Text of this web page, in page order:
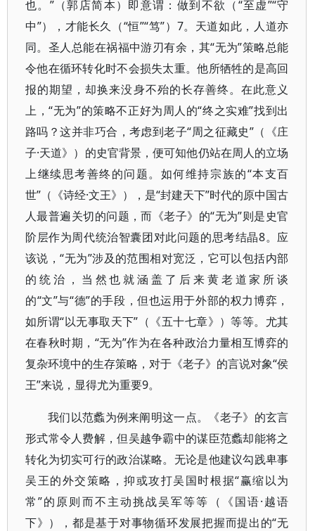
也。”（郭店简本）即意谓：做到不欲（“至虚”“守
中”），才能长久（“恒”“笃”）7。天道如此，人道亦
同。圣人总能在祸福中游刃有余，其“无为”策略总能
令他在循环转化时不会损失太重。他所牺牲的是高回
报的期望，却换来没身不殆的长存善终。在此意义
上，“无为”的策略不正好为周人的“终之实难”找到出
路吗？这并非巧合，考虑到老子“周之征藏史”（《庄
子·天道》）的史官背景，便可知他仍站在周人的立场
上继续思考善终的问题。如何维持宗族的“本支百
世”（《诗经·文王》），是“封建天下”时代的原中国古
人最普遍关切的问题，而《老子》的“无为”则是史官
阶层作为周代统治智囊团对此问题的思考结晶8。应
该说，“无为”涉及的范围相对宽泛，它可以包括内部
的统治，当然也就涵盖了后来黄老道家所谈
的“文”与“德”的手段，但也运用于外部的权力博弈，
如所谓“以无事取天下”（《五十七章》）等等。尤其
在春秋时期，“无为”作为在各种政治力量相互博弈的
复杂环境中的生存策略，对于《老子》的言说对象“侯
王”来说，显得尤为重要9。
我们以范蠡为例来阐明这一点。《老子》的玄言
形式常令人费解，但吴越争霸中的谋臣范蠡却能将之
转化为切实可行的政治谋略。无论是他建议勾践卑事
吴王的外交策略，抑或攻打吴国时根据“赢缩以为
常”的原则而不主动挑战吴军等等（《国语·越语
下》），都是基于对事物循环发展把握而提出的“无